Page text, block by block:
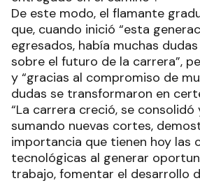
De este modo, el flamante
que, cuando inició “esta
egresados, había muchas
sobre el futuro de la carrera”,
y “gracias al compromiso de
dudas se transformaron en
“La carrera creció, se
sumando nuevas cortes,
importancia que tienen hoy las
tecnológicas al generar
trabajo, fomentar el desarrollo